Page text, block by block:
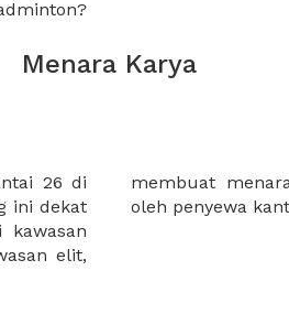
Menara Karya
26 di
ini dekat
kawasan
elit,
dicari
oleh penyewa